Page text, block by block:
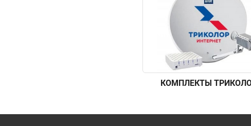
КОМПЛЕКТЫ